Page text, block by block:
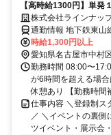
【高時給1300円】単
給与保証あり◎AI面接は
株式会社ラインナッ
通勤情報 地下鉄東山
時給1,300円以上
愛知県名古屋市中村
勤務時間 08:00〜
が6時間を超える場
休憩あり 【勤務時間
仕事内容 ＼登録制
／ ＼イベントの裏側
ツイベント・展示会